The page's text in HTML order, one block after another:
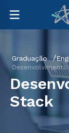
Graduação
Stack